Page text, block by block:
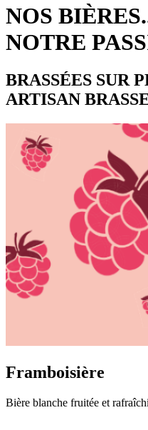
NOS
NOTRE
BRASSÉES SUR
ARTISAN
Framboisière
Bière blanche fruitée et